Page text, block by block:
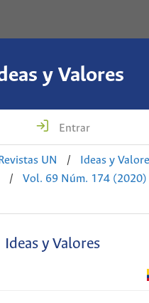
y Valores
Entrar
UN /
Ideas y
/
Vol. 69 Núm. 174 (2020)
Ideas y Valores